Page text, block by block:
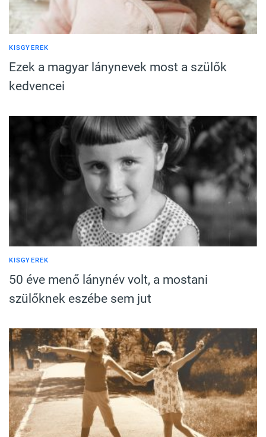
KISGYEREK
Ezek a magyar lánynevek most a szülők
kedvencei
KISGYEREK
50 éve menő lánynév volt, a mostani
szülőknek eszébe sem jut